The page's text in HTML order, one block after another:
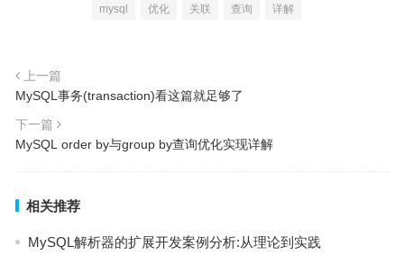
mysql 优化 关联 查询 详解
上一篇
MySQL事务(transaction)看这篇就足够了
下一篇
MySQL order by与group by查询优化实现详解
相关推荐
MySQL解析器的扩展开发案例分析:从理论到实践